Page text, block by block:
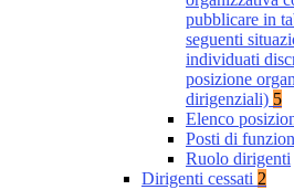
pubblicare in
seguenti
individuati
posizione
dirigenziali) 5
Elenco
Posti di
Ruolo dirigenti
Dirigenti cessati 2